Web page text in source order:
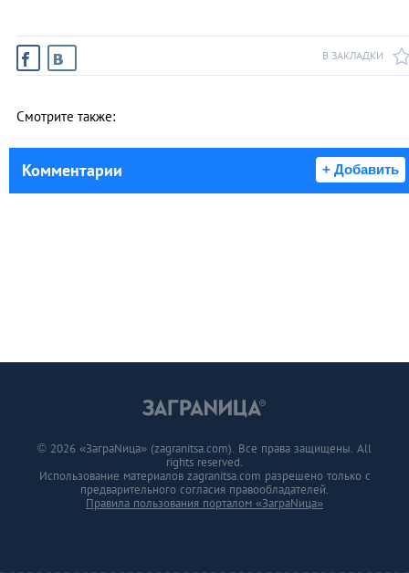
В ЗАКЛАДКИ
Смотрите также:
Комментарии + Добавить
© 2026 «ЗаграNица» (zagranitsa.com). Все права защищены. All
rights reserved.
Использование материалов zagranitsa.com разрешено только с
предварительного согласия правообладателей.
Правила пользования порталом «ЗаграNица»